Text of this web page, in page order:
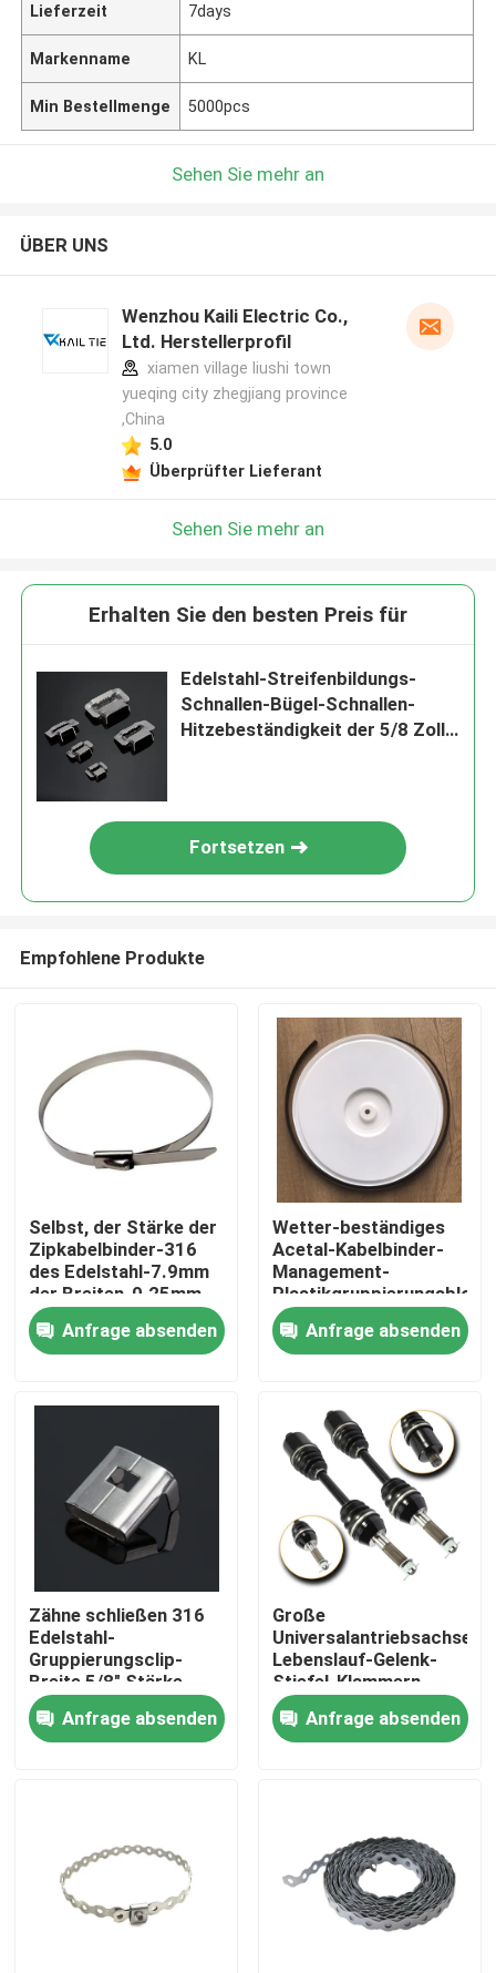
Startseite
Videos
Über uns
Fabrik Tour
Qualitätskontrolle
Zipkabelbinder
Lieferzeit 7days
Markenname KL
Min Bestellmenge 5000pcs
Sehen Sie mehr an
ÜBER UNS
Wenzhou Kaili Electric Co.,
Ltd. Herstellerprofil
xiamen village liushi town
yueqing city zhegjiang province
,China
5.0
Überprüfter Lieferant
Sehen Sie mehr an
Erhalten Sie den besten Preis für
Edelstahl-Streifenbildungs-
Schnallen-Bügel-Schnallen-
Hitzebeständigkeit der 5/8 Zoll-
Fortsetzen
Empfohlene Produkte
Selbst, der Stärke der
Zipkabelbinder-316
des Edelstahl-7.9mm
der Breiten-0.25mm
zuschließt
Anfrage absenden
Wetter-beständiges
Acetal-Kabelbinder-
Management-
Anfrage absenden
Zähne schließen 316
Edelstahl-
Gruppierungsclip-
Breite 5/8" Stärke
0,02 Zoll zu
Anfrage absenden
Große
Universalantriebsachse
Lebenslauf-Gelenk-
Stiefel-Klammern-
justierbarer Edelstahl
Anfrage absenden